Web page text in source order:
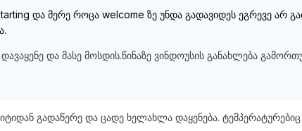
და მერე როცა welcome ზე უნდა გადავიდეს ეგრევე არ
დავაყენე და მასე მოსდის.წინაზე ვინდოუსის განახლება
გადაწერე და ცადე ხელახლა დაყენება.